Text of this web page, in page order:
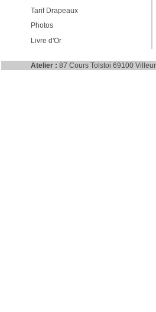
Tarif Drapeaux
Photos
Livre d'Or
Atelier : 87 Cours Tolstoi 69100